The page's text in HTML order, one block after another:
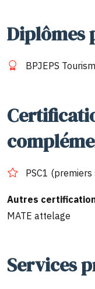
Diplômes
BPJEPS
PSC1 (premiers
Autres
MATE attelage
Services